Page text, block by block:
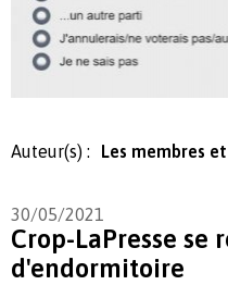
Auteur(s) : Les membres
30/05/2021
Crop-LaPresse se
d'endormitoire